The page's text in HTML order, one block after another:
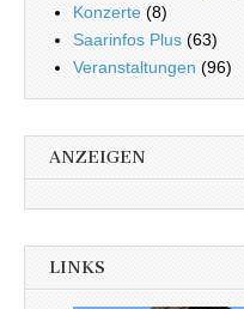
Konzerte (8)
Saarinfos Plus (63)
Veranstaltungen (96)
ANZEIGEN
LINKS